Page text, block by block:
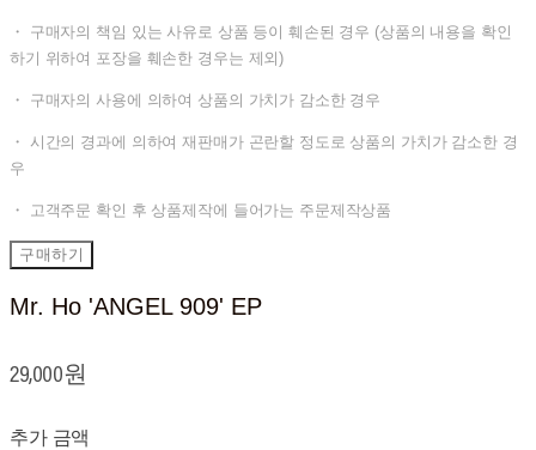
・ 구매자의 책임 있는 사유로 상품 등이 훼손된 경우 (상품의 내용을 확인
하기 위하여 포장을 훼손한 경우는 제외)
・ 구매자의 사용에 의하여 상품의 가치가 감소한 경우
・ 시간의 경과에 의하여 재판매가 곤란할 정도로 상품의 가치가 감소한 경
우
・ 고객주문 확인 후 상품제작에 들어가는 주문제작상품
구매하기
Mr. Ho 'ANGEL 909' EP
29,000원
추가 금액